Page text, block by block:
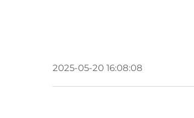
2025-05-20 16:08:08